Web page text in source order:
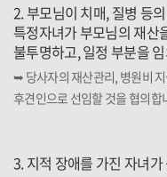
2. 부모님이 치매, 질병 등
특정자녀가 부모님의 재산
불투명하고, 일정 부분을
➥ 당사자의 재산관리, 병원비
후견인으로 선임할 것을 협의합
3. 지적 장애를 가진 자녀